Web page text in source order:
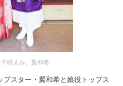
千咲えみ、翼和希
スター・翼和希と娘役トップス